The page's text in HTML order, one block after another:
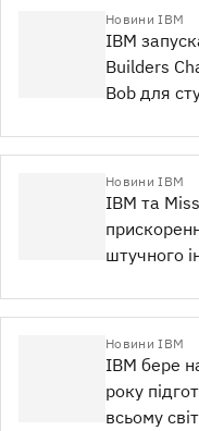
Новини IBM
IBM
Builders
Bob для
Новини IBM
IBM та
штучного
Новини IBM
IBM бере
року
всьому